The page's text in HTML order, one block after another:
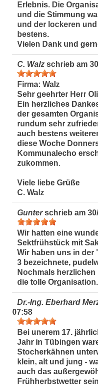
Erlebnis. Die
und die Stimmung
und der lockeren
bestens.
Vielen Dank und
C. Walz schrieb am
Firma: Walz
Sehr geehrter Herr
Ein herzliches
der gesamten
rundum sehr
auch bestens
diese Woche
Kommunalecho
zukommen.
Viele liebe Grüße
C. Walz
Gunter schrieb am
Wir hatten eine
Sektfrühstück mit
Wir haben uns in der
3 bezeichnete,
Nochmals
die tolle Organisation.
Dr.-Ing. Eberhard
07:58
Bei unerem 17.
Jahr in Tübingen
Stocherkähnen
klein, alt und jung -
auch das
Frühherbstwetter